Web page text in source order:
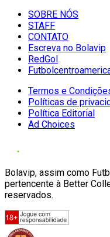
SOBRE NÓS
STAFF
CONTATO
Escreva no Bolavip
RedGol
Termos e
Políticas de
Política Editorial
Ad Choices
Bolavip, assim como
pertencente à Better
reservados.